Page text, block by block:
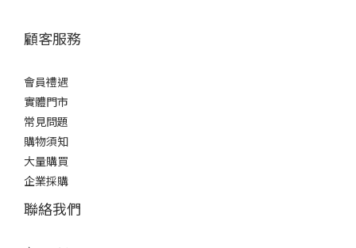
顧客服務
會員禮遇
實體門市
常見問題
購物須知
大量購買
企業採購
聯絡我們